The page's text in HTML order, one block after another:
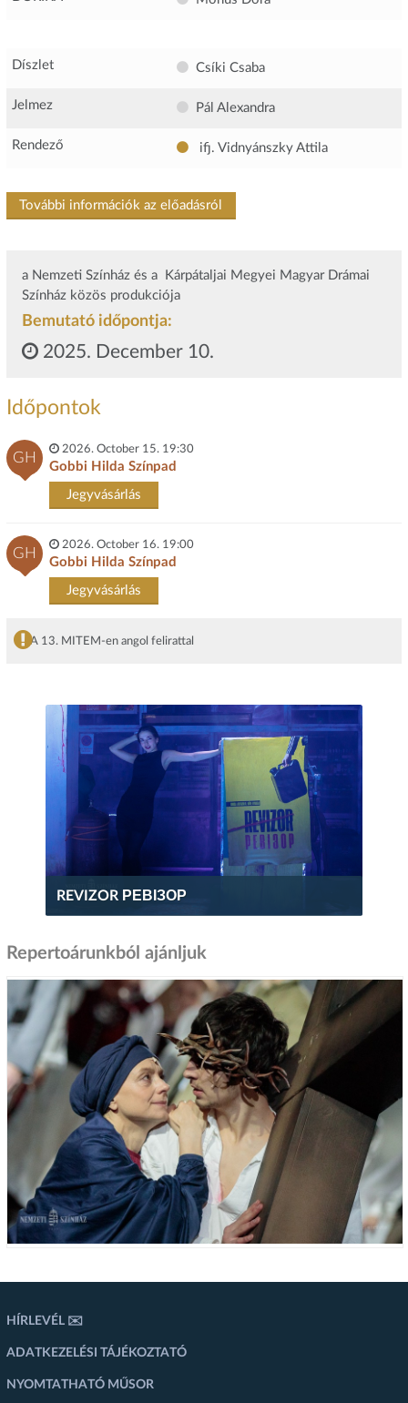
Díszlet Csíki Csaba
Jelmez Pál Alexandra
Rendező ifj. Vidnyánszky Attila
További információk az előadásról
a Nemzeti Színház és a Kárpátaljai Megyei Magyar Drámai
Színház közös produkciója
Bemutató időpontja:
2025. December 10.
Időpontok
GH
2026. October 15. 19:30
Gobbi Hilda Színpad
Jegyvásárlás
GH
2026. October 16. 19:00
Gobbi Hilda Színpad
Jegyvásárlás
A 13. MITEM-en angol felirattal
REVIZOR РЕВІЗОР
Repertoárunkból ajánljuk
HÍRLEVÉL ✉️
ADATKEZELÉSI TÁJÉKOZTATÓ
NYOMTATHATÓ MŰSOR